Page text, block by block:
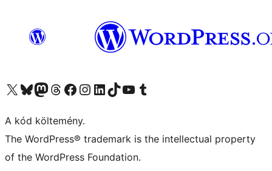
Visit our X (formerly Twitter) account
Visit our Bluesky account
Twitter csatornánk
Visit our Threads account
Facebook oldalunk megtekintése
Visit our Instagram account
Visit our LinkedIn account
Visit our TikTok account
Visit our YouTube channel
Visit our Tumblr account
A kód költemény.
The WordPress® trademark is the intellectual property
of the WordPress Foundation.